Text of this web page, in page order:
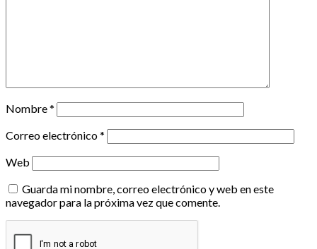
Nombre*
Correo electrónico*
Web
Guarda mi nombre, correo electrónico y web en este
navegador para la próxima vez que comente.